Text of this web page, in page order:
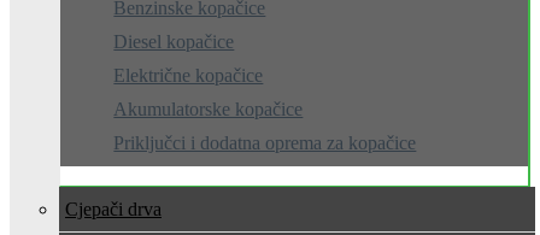
Benzinske kopačice
Diesel kopačice
Električne kopačice
Akumulatorske kopačice
Priključci i dodatna oprema za kopačice
Cjepači drva